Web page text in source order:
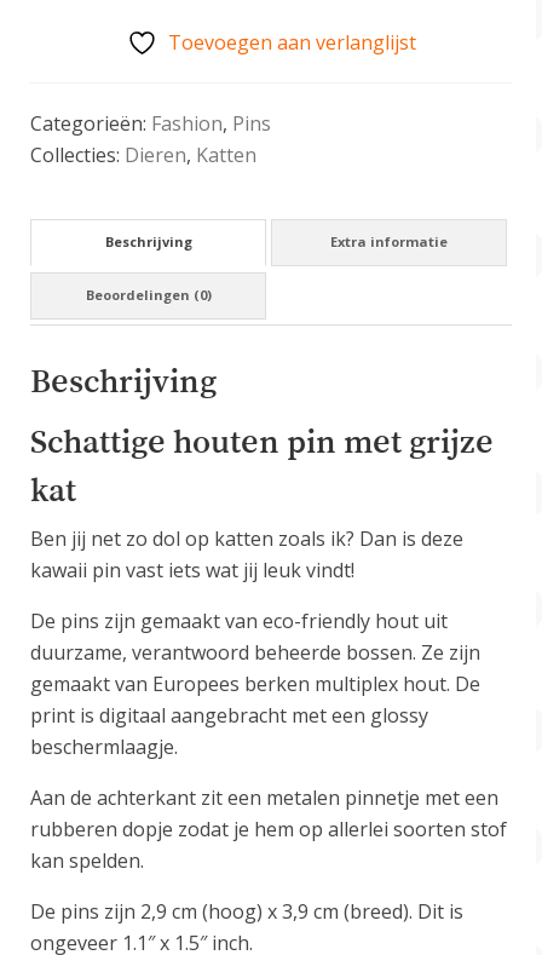
kat
aantal
Toevoegen aan verlanglijst
Categorieën: Fashion, Pins
Collecties: Dieren, Katten
Beschrijving Extra informatie
Beoordelingen (0)
Beschrijving
Schattige houten pin met grijze
kat
Ben jij net zo dol op katten zoals ik? Dan is deze
kawaii pin vast iets wat jij leuk vindt!
De pins zijn gemaakt van eco-friendly hout uit
duurzame, verantwoord beheerde bossen. Ze zijn
gemaakt van Europees berken multiplex hout. De
print is digitaal aangebracht met een glossy
beschermlaagje.
Aan de achterkant zit een metalen pinnetje met een
rubberen dopje zodat je hem op allerlei soorten stof
kan spelden.
De pins zijn 2,9 cm (hoog) x 3,9 cm (breed). Dit is
ongeveer 1.1″ x 1.5″ inch.